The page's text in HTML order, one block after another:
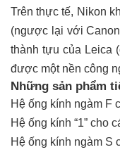
Trên thực tế, Nikon
(ngược lại với
thành tựu của Leica
được một nền công
Những sản phẩm
Hệ ống kính ngàm F
Hệ ống kính “1” cho
Hệ ống kính ngàm S